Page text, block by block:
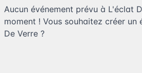
Aucun événement prévu à L'éclat
moment ! Vous souhaitez créer un
De Verre ?